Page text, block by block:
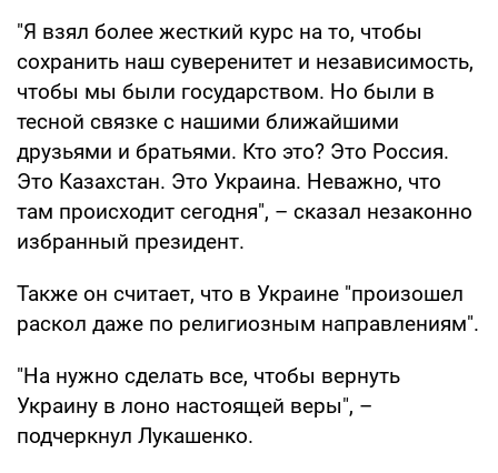
"Я взял более жесткий курс на то, чтобы
сохранить наш суверенитет и независимость,
чтобы мы были государством. Но были в
тесной связке с нашими ближайшими
друзьями и братьями. Кто это? Это Россия.
Это Казахстан. Это Украина. Неважно, что
там происходит сегодня", – сказал незаконно
избранный президент.
Также он считает, что в Украине "произошел
раскол даже по религиозным направлениям".
"На нужно сделать все, чтобы вернуть
Украину в лоно настоящей веры", –
подчеркнул Лукашенко.